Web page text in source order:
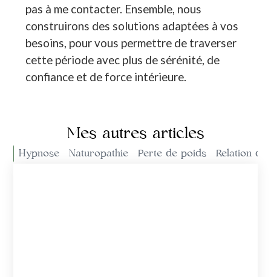
pas à me contacter. Ensemble, nous
construirons des solutions adaptées à vos
besoins, pour vous permettre de traverser
cette période avec plus de sérénité, de
confiance et de force intérieure.
Mes autres articles
Hypnose Naturopathie Perte de poids Relation